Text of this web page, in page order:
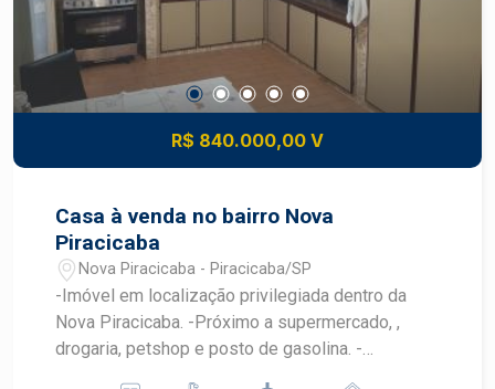
R$ 840.000,00 V
Casa à venda no bairro Nova
Piracicaba
Nova Piracicaba - Piracicaba/SP
-Imóvel em localização privilegiada dentro da
Nova Piracicaba. -Próximo a supermercado, ,
drogaria, petshop e posto de gasolina. -